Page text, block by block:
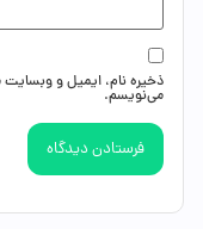
ذخیره نام، ایمیل و وبسایت
می‌نویسم.